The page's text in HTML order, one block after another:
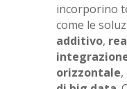
incorporino
come le
additivo,
orizzontale,